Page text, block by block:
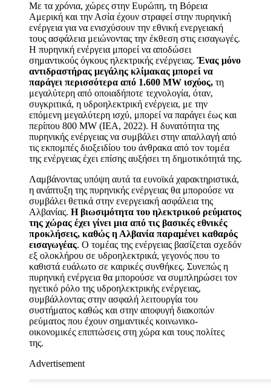
Με τα χρόνια, χώρες στην Ευρώπη, τη Βόρεια
Αμερική και την Ασία έχουν στραφεί στην πυρηνική
ενέργεια για να ενισχύσουν την εθνική ενεργειακή
τους ασφάλεια μειώνοντας την έκθεση στις εισαγωγές.
Η πυρηνική ενέργεια μπορεί να αποδώσει
σημαντικούς όγκους ηλεκτρικής ενέργειας.Ένας μόνο
αντιδραστήρας μεγάλης κλίμακας μπορεί να
παράγει περισσότερα από 1.600 MW ισχύος, τη
μεγαλύτερη από οποιαδήποτε τεχνολογία, όταν,
συγκριτικά, η υδροηλεκτρική ενέργεια, με την
επόμενη μεγαλύτερη ισχύ, μπορεί να παράγει έως και
περίπου 800 MW (IEA, 2022). Η δυνατότητα της
πυρηνικής ενέργειας να συμβάλει στην απαλλαγή από
τις εκπομπές διοξειδίου του άνθρακα από τον τομέα
της ενέργειας έχει επίσης αυξήσει τη δημοτικότητά της.
Λαμβάνοντας υπόψη αυτά τα ευνοϊκά χαρακτηριστικά,
η ανάπτυξη της πυρηνικής ενέργειας θα μπορούσε να
συμβάλει θετικά στην ενεργειακή ασφάλεια της
Αλβανίας. Η βιωσιμότητα του ηλεκτρικού ρεύματος
της χώρας έχει γίνει μια από τις βασικές εθνικές
προκλήσεις, καθώς η Αλβανία παραμένει καθαρός
εισαγωγέας. Ο τομέας της ενέργειας βασίζεται σχεδόν
εξ ολοκλήρου σε υδροηλεκτρικά, γεγονός που το
καθιστά ευάλωτο σε καιρικές συνθήκες. Συνεπώς η
πυρηνική ενέργεια θα μπορούσε να συμπληρώσει τον
ηγετικό ρόλο της υδροηλεκτρικής ενέργειας,
συμβάλλοντας στην ασφαλή λειτουργία του
συστήματος καθώς και στην αποφυγή διακοπών
ρεύματος που έχουν σημαντικές κοινωνικο-
οικονομικές επιπτώσεις στη χώρα και τους πολίτες
της.
Advertisement